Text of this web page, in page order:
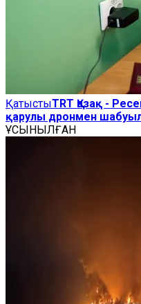
ҚатыстыTRT Қазақ -
қарулы дронмен
ҰСЫНЫЛҒАН